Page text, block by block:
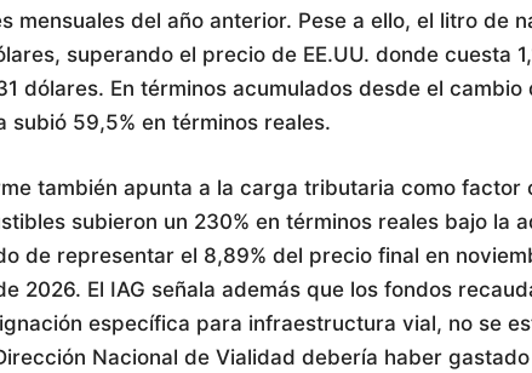
mensuales del año anterior. Pese a ello, el litro de
superando el precio de EE.UU. donde cuesta
dólares. En términos acumulados desde el
subió 59,5% en términos reales.
también apunta a la carga tributaria como factor
subieron un 230% en términos reales bajo la
de representar el 8,89% del precio final en
2026. El IAG señala además que los fondos
específica para infraestructura vial, no se
Nacional de Vialidad debería haber